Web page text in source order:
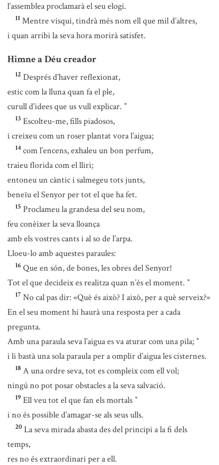
l’assemblea proclamarà el seu elogi.
11 Mentre visqui, tindrà més nom ell que mil d’altres,
i quan arribi la seva hora morirà satisfet.
Himne a Déu creador
12 Després d’haver reflexionat,
estic com la lluna quan fa el ple,
curull d’idees que us vull explicar. *
13 Escolteu-me, fills piadosos,
i creixeu com un roser plantat vora l’aigua;
14 com l’encens, exhaleu un bon perfum,
traieu florida com el lliri;
entoneu un càntic i salmegeu tots junts,
beneïu el Senyor per tot el que ha fet.
15 Proclameu la grandesa del seu nom,
feu conèixer la seva lloança
amb els vostres cants i al so de l’arpa.
Lloeu-lo amb aquestes paraules:
16 Que en són, de bones, les obres del Senyor!
Tot el que decideix es realitza quan n’és el moment. *
17 No cal pas dir: «Què és això? I això, per a què serveix?»
En el seu moment hi haurà una resposta per a cada
pregunta.
Amb una paraula seva l’aigua es va aturar com una pila; *
i li bastà una sola paraula per a omplir d’aigua les cisternes.
18 A una ordre seva, tot es compleix com ell vol;
ningú no pot posar obstacles a la seva salvació.
19 Ell veu tot el que fan els mortals *
i no és possible d’amagar-se als seus ulls.
20 La seva mirada abasta des del principi a la fi dels
temps,
res no és extraordinari per a ell.